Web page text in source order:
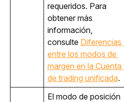
requeridos. Para
obtener más
información,
consulte Diferencias
entre los modos de
margen en la Cuenta
de trading unificada.
El modo de posición